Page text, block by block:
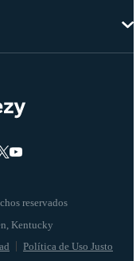
reservados
Política de Uso Justo